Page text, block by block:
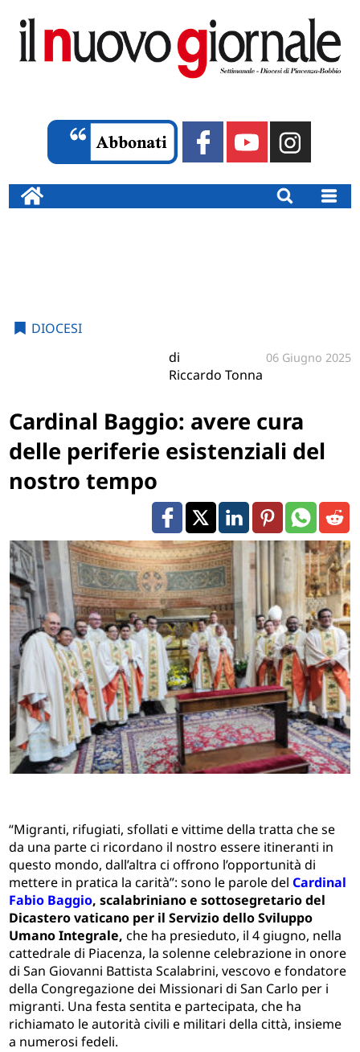
DIOCESI
di
Riccardo Tonna
06 Giugno 2025
Cardinal Baggio: avere cura
delle periferie esistenziali del
nostro tempo
“Migranti, rifugiati, sfollati e vittime della tratta che se
da una parte ci ricordano il nostro essere itineranti in
questo mondo, dall’altra ci offrono l’opportunità di
mettere in pratica la carità”: sono le parole delCardinal
Fabio Baggio, scalabriniano e sottosegretario del
Dicastero vaticano per il Servizio dello Sviluppo
Umano Integrale, che ha presieduto, il 4 giugno, nella
cattedrale di Piacenza, la solenne celebrazione in onore
di San Giovanni Battista Scalabrini, vescovo e fondatore
della Congregazione dei Missionari di San Carlo per i
migranti. Una festa sentita e partecipata, che ha
richiamato le autorità civili e militari della città, insieme
a numerosi fedeli.